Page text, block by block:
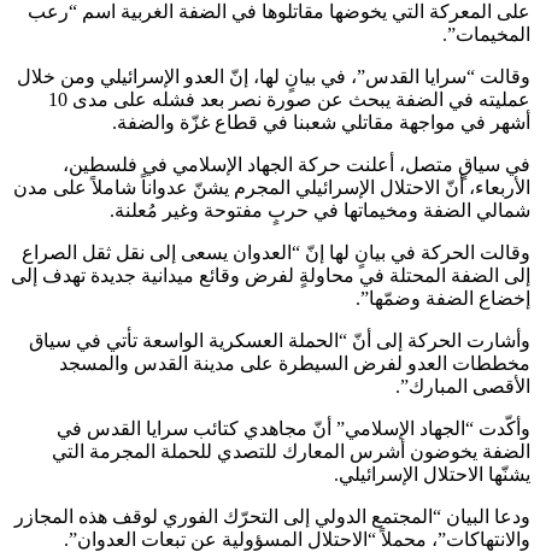
على المعركة التي يخوضها مقاتلوها في الضفة الغربية اسم “رعب
المخيمات”.
وقالت “سرايا القدس”، في بيانٍ لها، إنّ العدو الإسرائيلي ومن خلال
عمليته في الضفة يبحث عن صورة نصر بعد فشله على مدى 10
أشهر في مواجهة مقاتلي شعبنا في قطاع غزّة والضفة.
في سياقٍ متصل، أعلنت حركة الجهاد الإسلامي في فلسطين،
الأربعاء، أنّ الاحتلال الإسرائيلي المجرم يشنّ عدواناً شاملاً على مدن
شمالي الضفة ومخيماتها في حربٍ مفتوحة وغير مُعلنة.
وقالت الحركة في بيانٍ لها إنّ “العدوان يسعى إلى نقل ثقل الصراع
إلى الضفة المحتلة في محاولةٍ لفرض وقائع ميدانية جديدة تهدف إلى
إخضاع الضفة وضمّها”.
وأشارت الحركة إلى أنّ “الحملة العسكرية الواسعة تأتي في سياق
مخططات العدو لفرض السيطرة على مدينة القدس والمسجد
الأقصى المبارك”.
وأكّدت “الجهاد الإسلامي” أنّ مجاهدي كتائب سرايا القدس في
الضفة يخوضون أشرس المعارك للتصدي للحملة المجرمة التي
يشنّها الاحتلال الإسرائيلي.
ودعا البيان “المجتمع الدولي إلى التحرّك الفوري لوقف هذه المجازر
والانتهاكات”، محملاً “الاحتلال المسؤولية عن تبعات العدوان”.